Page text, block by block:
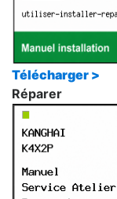
Télécharger >
Réparer